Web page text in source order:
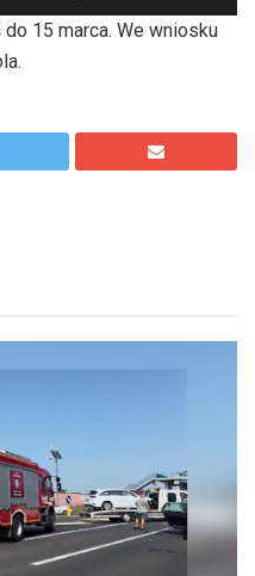
hd2880
hd2160
hd2160
hd1440
highres
hd1080
hd720
large
medium
small
tiny
15 marca. We wniosku